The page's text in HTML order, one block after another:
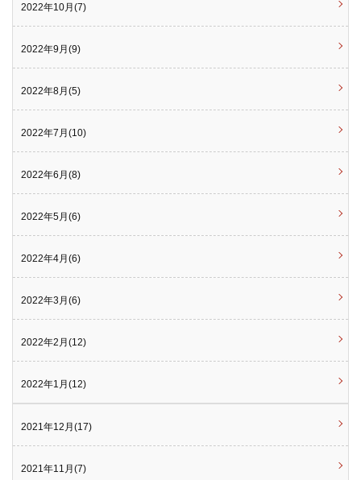
2022年10月(7)
2022年9月(9)
2022年8月(5)
2022年7月(10)
2022年6月(8)
2022年5月(6)
2022年4月(6)
2022年3月(6)
2022年2月(12)
2022年1月(12)
2021年12月(17)
2021年11月(7)